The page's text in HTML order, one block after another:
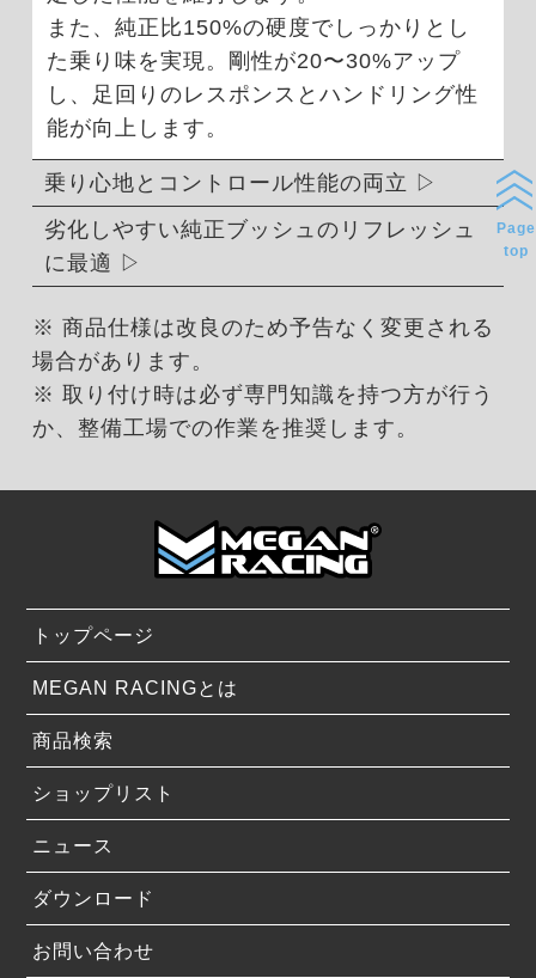
また、純正比150%の硬度でしっかりとし
た乗り味を実現。剛性が20〜30%アップ
し、足回りのレスポンスとハンドリング性
能が向上します。
乗り心地とコントロール性能の両立
劣化しやすい純正ブッシュのリフレッシュ
に最適
※ 商品仕様は改良のため予告なく変更される
場合があります。
※ 取り付け時は必ず専門知識を持つ方が行う
か、整備工場での作業を推奨します。
トップページ
MEGAN RACINGとは
商品検索
ショップリスト
ニュース
ダウンロード
お問い合わせ
Page
top